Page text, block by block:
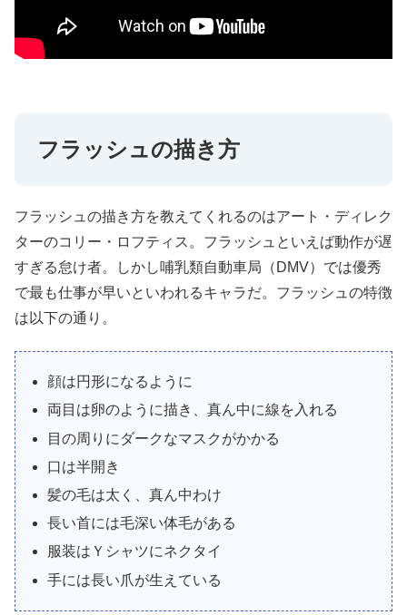
フラッシュの描き方
フラッシュの描き方を教えてくれるのはアート・ディレク
ターのコリー・ロフティス。フラッシュといえば動作が遅
すぎる怠け者。しかし哺乳類自動車局（DMV）では優秀
で最も仕事が早いといわれるキャラだ。フラッシュの特徴
は以下の通り。
顔は円形になるように
両目は卵のように描き、真ん中に線を入れる
目の周りにダークなマスクがかかる
口は半開き
髪の毛は太く、真ん中わけ
長い首には毛深い体毛がある
服装はＹシャツにネクタイ
手には長い爪が生えている